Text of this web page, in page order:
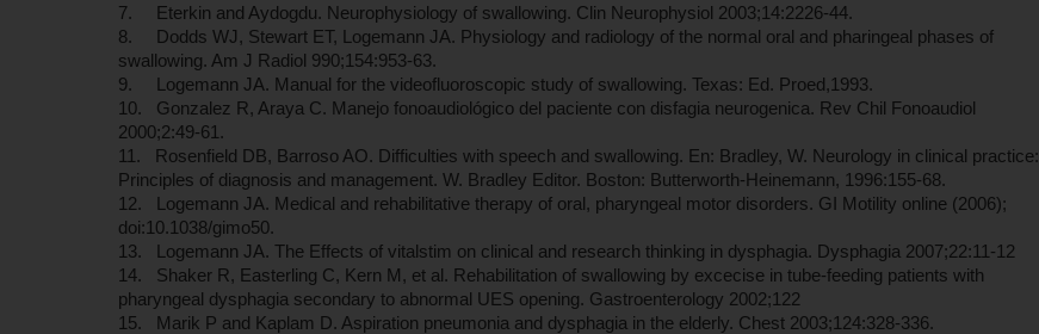
7. Eterkin and Aydogdu. Neurophysiology of swallowing. Clin Neurophysiol 2003;14:2226-44.
8. Dodds WJ, Stewart ET, Logemann JA. Physiology and radiology of the normal oral and pharingeal phases of
swallowing. Am J Radiol 990;154:953-63.
9. Logemann JA. Manual for the videofluoroscopic study of swallowing. Texas: Ed. Proed,1993.
10. Gonzalez R, Araya C. Manejo fonoaudiológico del paciente con disfagia neurogenica. Rev Chil Fonoaudiol
2000;2:49-61.
11. Rosenfield DB, Barroso AO. Difficulties with speech and swallowing. En: Bradley, W. Neurology in clinical practice:
Principles of diagnosis and management. W. Bradley Editor. Boston: Butterworth-Heinemann, 1996:155-68.
12. Logemann JA. Medical and rehabilitative therapy of oral, pharyngeal motor disorders. GI Motility online (2006);
doi:10.1038/gimo50.
13. Logemann JA. The Effects of vitalstim on clinical and research thinking in dysphagia. Dysphagia 2007;22:11-12
14. Shaker R, Easterling C, Kern M, et al. Rehabilitation of swallowing by excecise in tube-feeding patients with
pharyngeal dysphagia secondary to abnormal UES opening. Gastroenterology 2002;122
15. Marik P and Kaplam D. Aspiration pneumonia and dysphagia in the elderly. Chest 2003;124:328-336.